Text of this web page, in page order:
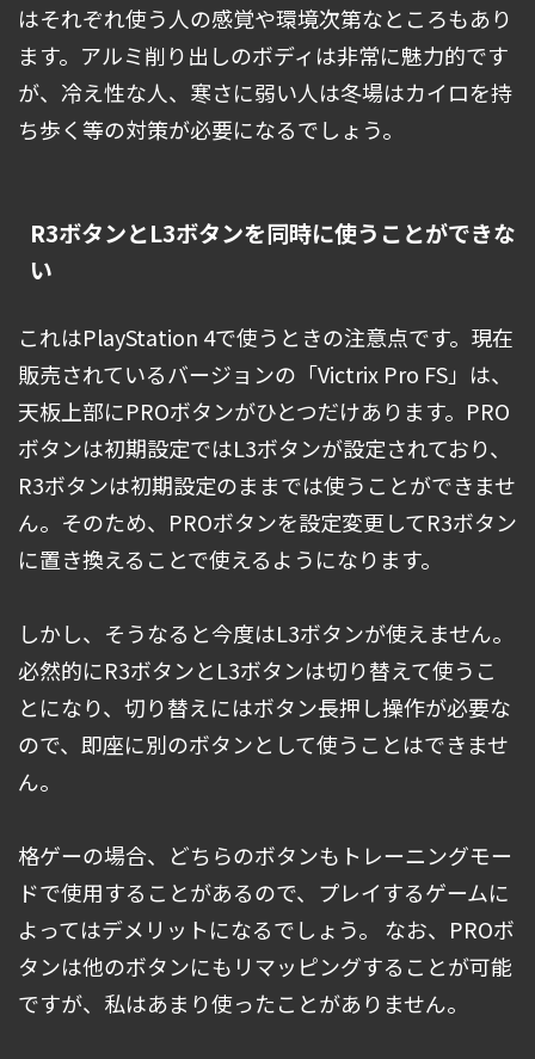
はそれぞれ使う人の感覚や環境次第なところもあり
ます。アルミ削り出しのボディは非常に魅力的です
が、冷え性な人、寒さに弱い人は冬場はカイロを持
ち歩く等の対策が必要になるでしょう。
R3ボタンとL3ボタンを同時に使うことができな
い
これはPlayStation 4で使うときの注意点です。現在
販売されているバージョンの「Victrix Pro FS」は、
天板上部にPROボタンがひとつだけあります。PRO
ボタンは初期設定ではL3ボタンが設定されており、
R3ボタンは初期設定のままでは使うことができませ
ん。そのため、PROボタンを設定変更してR3ボタン
に置き換えることで使えるようになります。
しかし、そうなると今度はL3ボタンが使えません。
必然的にR3ボタンとL3ボタンは切り替えて使うこ
とになり、切り替えにはボタン長押し操作が必要な
ので、即座に別のボタンとして使うことはできませ
ん。
格ゲーの場合、どちらのボタンもトレーニングモー
ドで使用することがあるので、プレイするゲームに
よってはデメリットになるでしょう。 なお、PROボ
タンは他のボタンにもリマッピングすることが可能
ですが、私はあまり使ったことがありません。